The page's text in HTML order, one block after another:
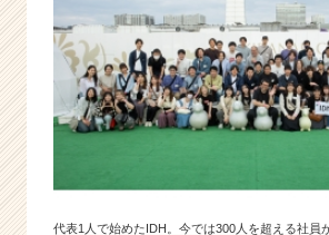
ベ
ン
チ
ャ
ー
|
ャ
代表1人で始めたIDH。今では300人を超える社員